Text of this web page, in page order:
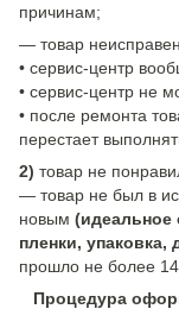
причинам;
— товар
• сервис-центр
• сервис-центр не
• после ремонта
перестает
2) товар не
— товар не был в
новым (идеальное
пленки, упаковка,
прошло не более 14
Процедура